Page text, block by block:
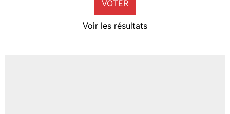
VOTER
Voir les résultats